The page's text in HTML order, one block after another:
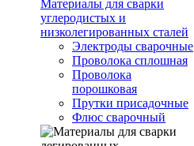
Материалы для сварки
углеродистых и
низколегированных сталей
Электроды сварочные
Проволока сплошная
Проволока
порошковая
Прутки присадочные
Флюс сварочный